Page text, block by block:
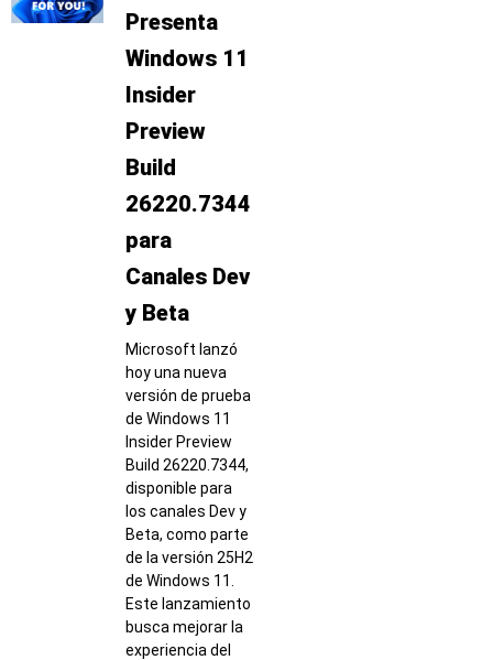
Presenta
Windows 11
Insider
Preview
Build
26220.7344
para
Canales Dev
y Beta
Microsoft lanzó
hoy una nueva
versión de prueba
de Windows 11
Insider Preview
Build 26220.7344,
disponible para
los canales Dev y
Beta, como parte
de la versión 25H2
de Windows 11.
Este lanzamiento
busca mejorar la
experiencia del